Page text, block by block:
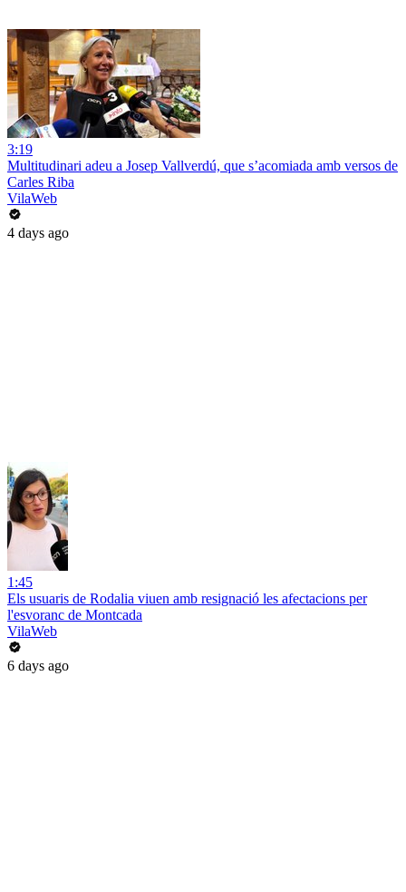
3:19
Multitudinari adeu a Josep Vallverdú, que s’acomiada amb versos de
Carles Riba
VilaWeb
4 days ago
1:45
Els usuaris de Rodalia viuen amb resignació les afectacions per
l'esvoranc de Montcada
VilaWeb
6 days ago